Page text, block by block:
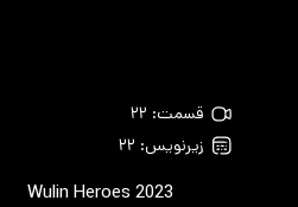
قسمت: ۲۲
زیرنویس: ۲۲
Wulin Heroes2023